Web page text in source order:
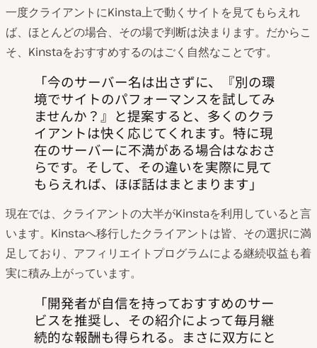
一度クライアントにKinsta上で動くサイトを見てもらえれ
ば、ほとんどの場合、その場で判断は決まります。だからこ
そ、Kinstaをおすすめするのはごく自然なことです。
今のサーバー名は出さずに、『別の環
境でサイトのパフォーマンスを試してみ
ませんか？』と提案すると、多くのクラ
イアントは快く応じてくれます。特に現
在のサーバーに不満がある場合はなおさ
らです。そして、その違いを実際に見て
もらえれば、ほぼ話はまとまります
現在では、クライアントの大半がKinstaを利用していると言
います。Kinstaへ移行したクライアントは皆、その選択に満
足しており、アフィリエイトプログラムによる継続収益も着
実に積み上がっています。
開発者が自信を持っておすすめのサー
ビスを推奨し、その紹介によって毎月継
続的な報酬も得られる。まさに双方にと